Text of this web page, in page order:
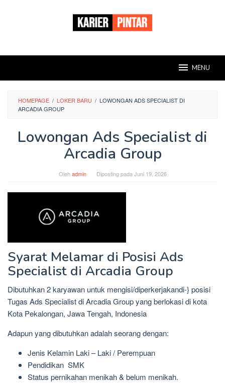
MENU
HOMEPAGE / LOKER BARU / LOWONGAN ADS SPECIALIST DI
ARCADIA GROUP
Lowongan Ads Specialist di
Arcadia Group
Olehadmin Diposting pada Juni 19, 2026
Syarat Melamar di Posisi Ads
Specialist di Arcadia Group
Dibutuhkan 2 karyawan untuk mengisi/diperkerjakandi-} posisi
Tugas Ads Specialist di Arcadia Group yang berlokasi di kota
Kota Pekalongan, Jawa Tengah, Indonesia
Adapun yang dibutuhkan adalah seorang dengan:
Jenis Kelamin Laki – Laki / Perempuan
Pendidikan SMK
Status pernikahan menikah & belum menikah.